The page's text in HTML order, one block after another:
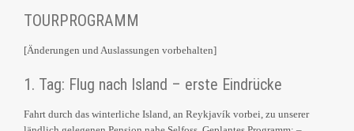
TOURPROGRAMM
[Änderungen und Auslassungen vorbehalten]
1. Tag: Flug nach Island – erste Eindrücke
Fahrt durch das winterliche Island, an Reykjavík vorbei, zu unserer